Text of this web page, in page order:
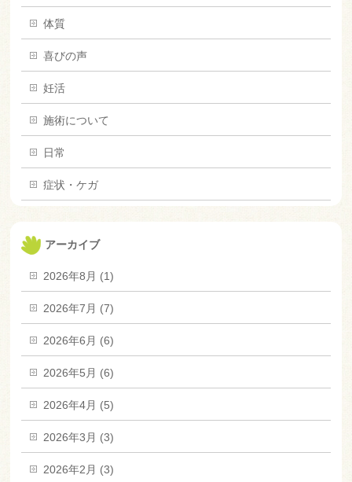
体質
喜びの声
妊活
施術について
日常
症状・ケガ
アーカイブ
2026年8月 (1)
2026年7月 (7)
2026年6月 (6)
2026年5月 (6)
2026年4月 (5)
2026年3月 (3)
2026年2月 (3)